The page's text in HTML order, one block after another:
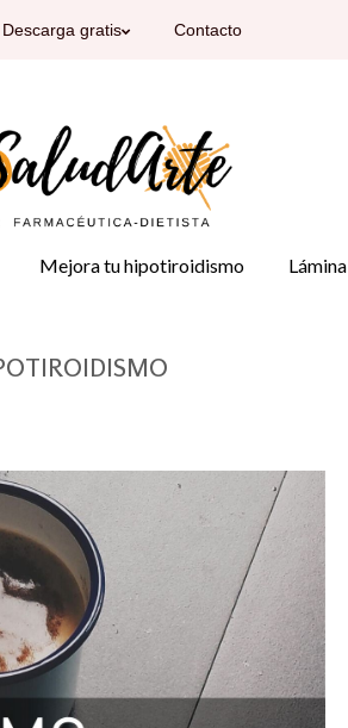
Descarga gratis Contacto
Mejora tu hipotiroidismo Lámina